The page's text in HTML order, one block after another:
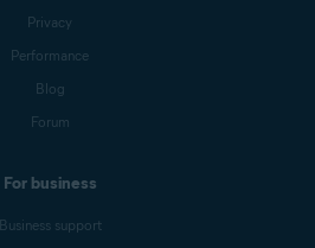
Privacy
Performance
Blog
Forum
For business
Business support